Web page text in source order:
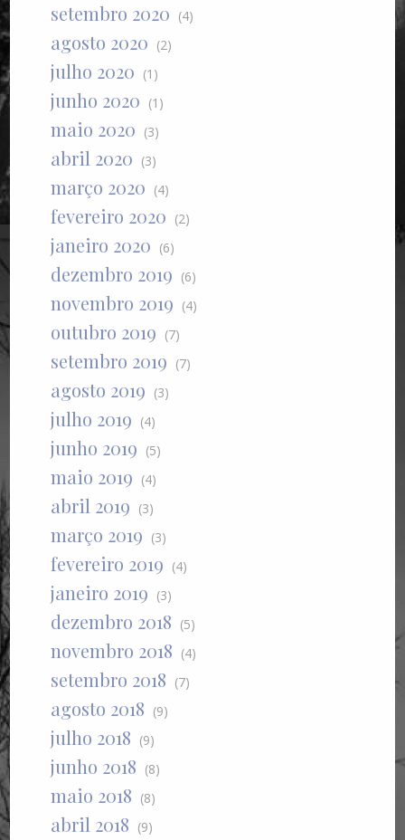
setembro 2020 (4)
agosto 2020 (2)
julho 2020 (1)
junho 2020 (1)
maio 2020 (3)
abril 2020 (3)
março 2020 (4)
fevereiro 2020 (2)
janeiro 2020 (6)
dezembro 2019 (6)
novembro 2019 (4)
outubro 2019 (7)
setembro 2019 (7)
agosto 2019 (3)
julho 2019 (4)
junho 2019 (5)
maio 2019 (4)
abril 2019 (3)
março 2019 (3)
fevereiro 2019 (4)
janeiro 2019 (3)
dezembro 2018 (5)
novembro 2018 (4)
setembro 2018 (7)
agosto 2018 (9)
julho 2018 (9)
junho 2018 (8)
maio 2018 (8)
abril 2018 (9)